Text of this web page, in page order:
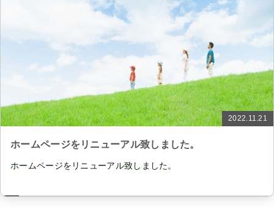
2022.11.21
ホームページをリニューアル致しました。
ホームページをリニューアル致しました。